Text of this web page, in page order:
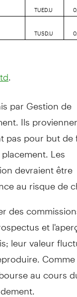
TUED.U
TUSD.U
par Gestion de
Ils
pas pour but
Les
devraient être
au risque de
des
et
leur valeur
au cours